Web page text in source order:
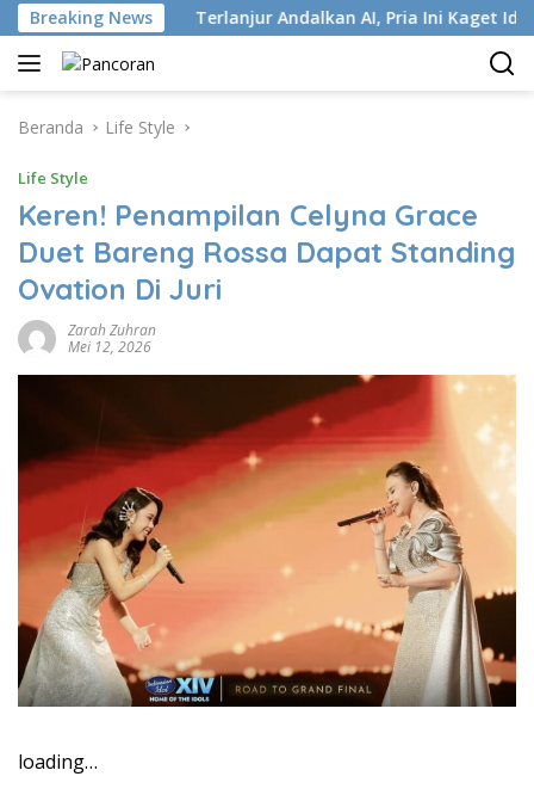
Langsung
ke
konten
Breaking News
ISP Terlanjur Andalkan AI, Pria Ini Kaget Idap
Beranda Life Style
Life Style
Keren! Penampilan Celyna Grace
Duet Bareng Rossa Dapat Standing
Ovation Di Juri
Zarah Zuhran
Mei 12, 2026
loading…